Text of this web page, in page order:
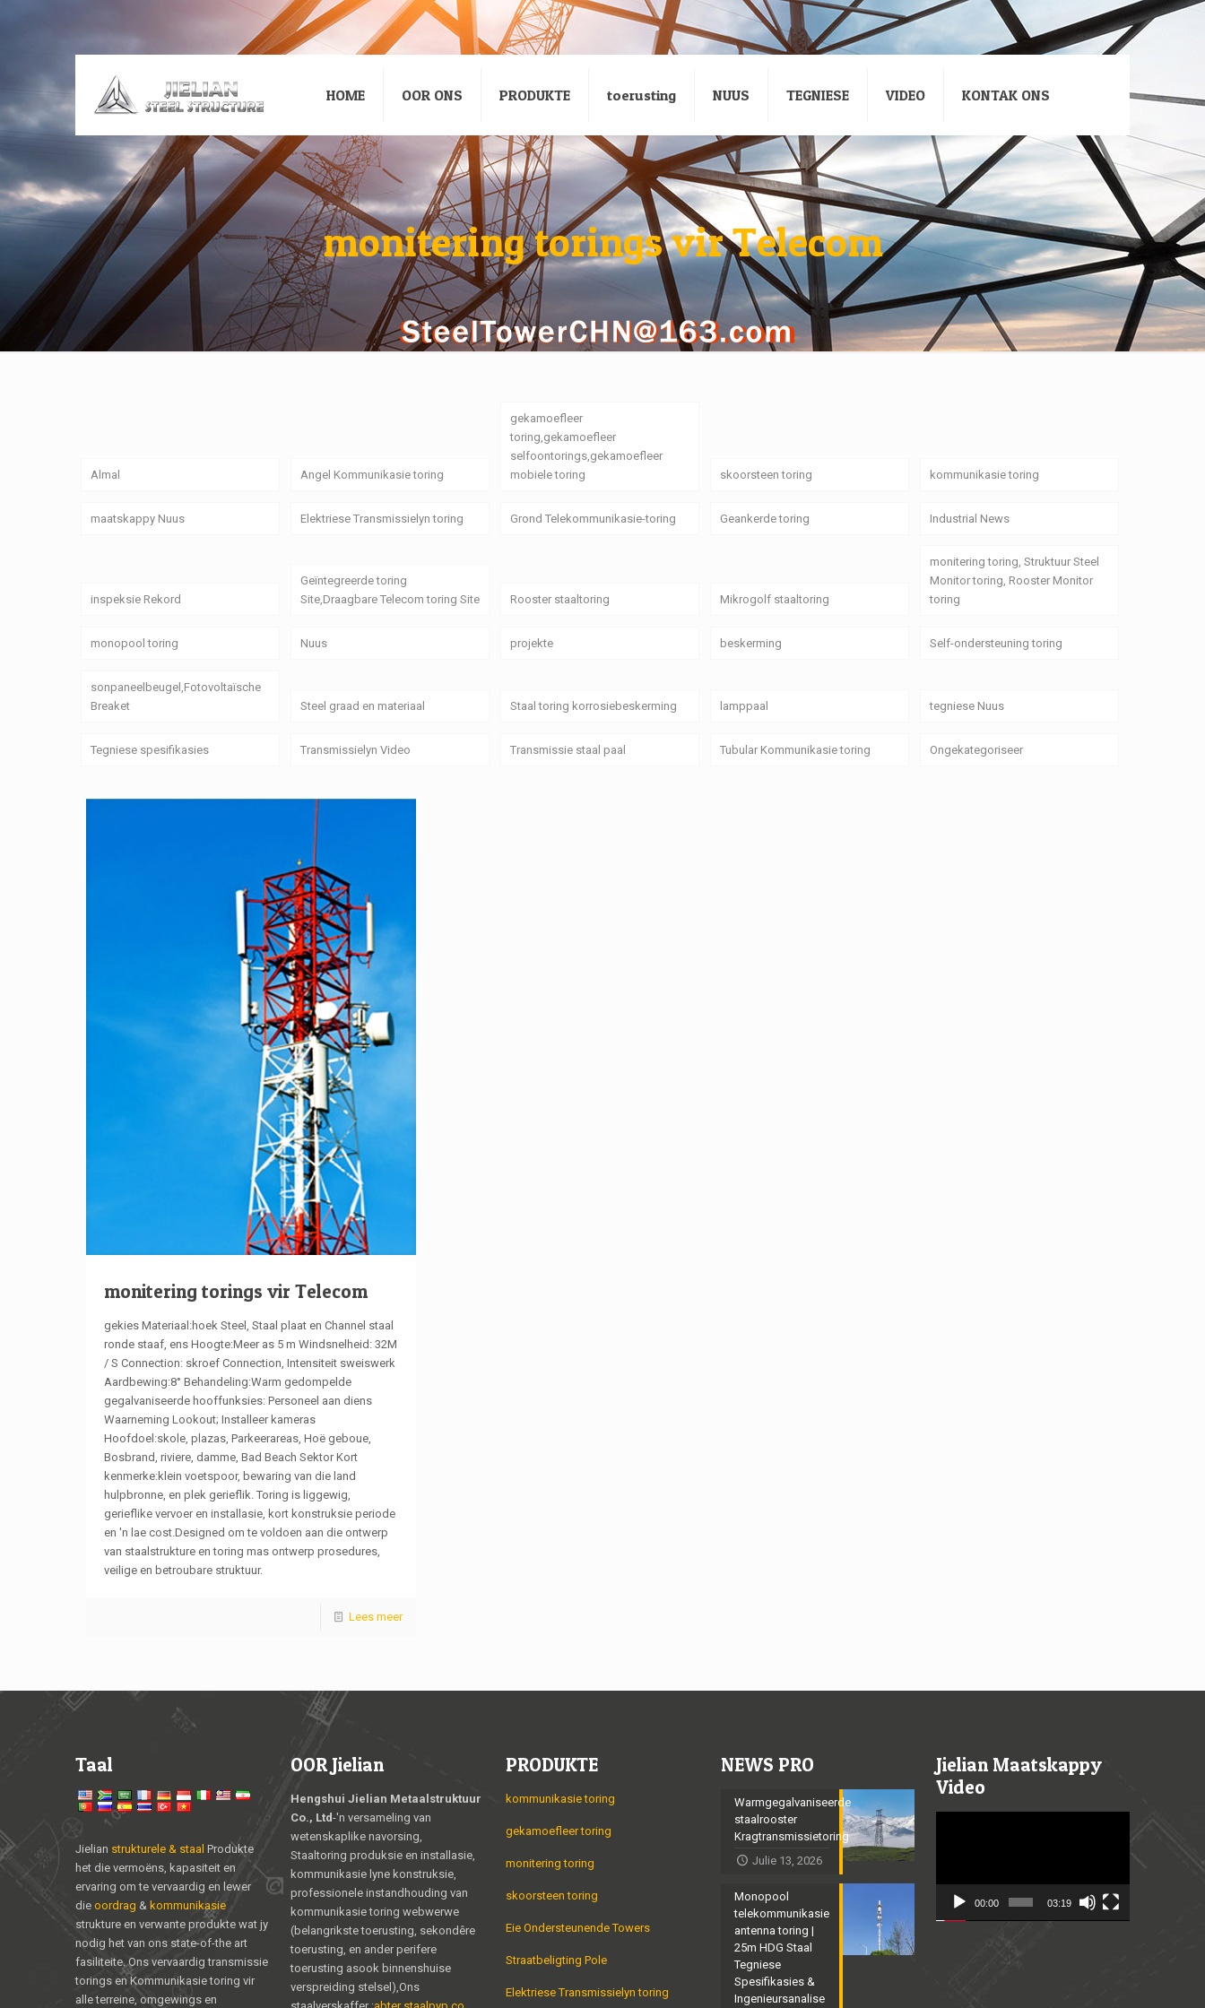
HOME OOR ONS PRODUKTE toerusting NUUS TEGNIESE VIDEO KONTAK ONS
monitering torings vir Telecom
Almal Angel Kommunikasie toring
gekamoefleer
toring,gekamoefleer
selfoontorings,gekamoefleer
mobiele toring
skoorsteen toring kommunikasie toring
maatskappy Nuus Elektriese Transmissielyn toring Grond Telekommunikasie-toring Geankerde toring Industrial News
inspeksie Rekord
Geïntegreerde toring
Site,Draagbare Telecom toring Site
Rooster staaltoring Mikrogolf staaltoring
monitering toring, Struktuur Steel
Monitor toring, Rooster Monitor
toring
monopool toring Nuus projekte beskerming Self-ondersteuning toring
sonpaneelbeugel,Fotovoltaïsche
Breaket
Steel graad en materiaal Staal toring korrosiebeskerming lamppaal tegniese Nuus
Tegniese spesifikasies Transmissielyn Video Transmissie staal paal Tubular Kommunikasie toring Ongekategoriseer
monitering torings vir Telecom
gekies Materiaal:hoek Steel, Staal plaat en Channel staal
ronde staaf, ens Hoogte:Meer as 5 m Windsnelheid: 32M
/ S Connection: skroef Connection, Intensiteit sweiswerk
Aardbewing:8° Behandeling:Warm gedompelde
gegalvaniseerde hooffunksies: Personeel aan diens
Waarneming Lookout; Installeer kameras
Hoofdoel:skole, plazas, Parkeerareas, Hoë geboue,
Bosbrand, riviere, damme, Bad Beach Sektor Kort
kenmerke:klein voetspoor, bewaring van die land
hulpbronne, en plek gerieflik. Toring is liggewig,
gerieflike vervoer en installasie, kort konstruksie periode
en 'n lae cost.Designed om te voldoen aan die ontwerp
van staalstrukture en toring mas ontwerp prosedures,
veilige en betroubare struktuur.
Lees meer
Taal
Jielian strukturele & staal Produkte
het die vermoëns, kapasiteit en
ervaring om te vervaardig en lewer
die oordrag & kommunikasie
strukture en verwante produkte wat jy
nodig het van ons state-of-the art
fasiliteite. Ons vervaardig transmissie
torings en Kommunikasie toring vir
alle terreine, omgewings en
OOR Jielian
Hengshui Jielian Metaalstruktuur
Co., Ltd-'n versameling van
wetenskaplike navorsing,
Staaltoring produksie en installasie,
kommunikasie lyne konstruksie,
professionele instandhouding van
kommunikasie toring webwerwe
(belangrikste toerusting, sekondêre
toerusting, en ander perifere
toerusting asook binnenshuise
verspreiding stelsel),Ons
PRODUKTE
kommunikasie toring
gekamoefleer toring
monitering toring
skoorsteen toring
Eie Ondersteunende Towers
Straatbeligting Pole
Elektriese Transmissielyn toring
NEWS PRO
Warmgegalvaniseerde
staalrooster
Kragtransmissietoring
Julie 13, 2026
Monopool
telekommunikasie
antenna toring |
25m HDG Staal
Tegniese
Spesifikasies &
Ingenieursanalise
Jielian Maatskappy
Video
00:00 03:19